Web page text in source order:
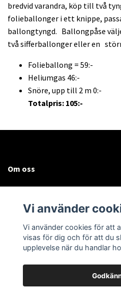
bredvid varandra, köp till två
folieballonger i ett knippe,
ballongtyngd. Ballongpåse
två sifferballonger eller en
Folieballong = 59:-
Heliumgas 46:-
Snöre, upp till 2 m 0:-
Totalpris: 105:-
Om oss
Sociala medier
Vi använder
Vi använder cookies för att
visas för dig och för att du
upplevelse när du handlar